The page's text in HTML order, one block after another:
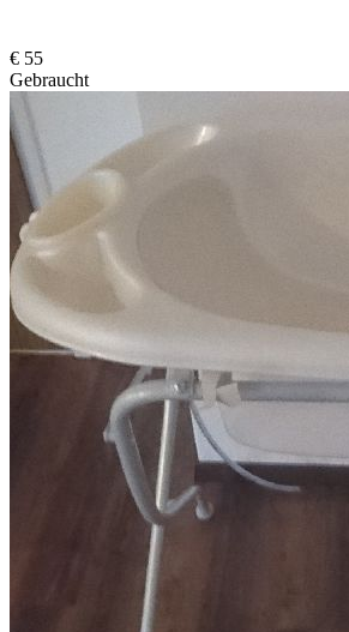
€ 55
Gebraucht